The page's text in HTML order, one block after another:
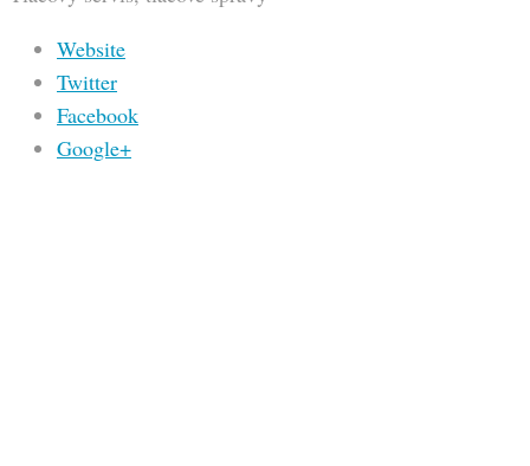
Website
Twitter
Facebook
Google+